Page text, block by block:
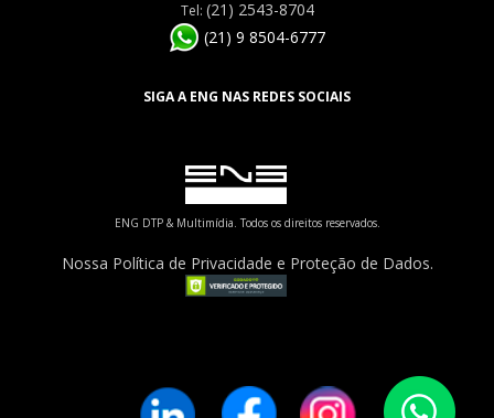
Tel: (21) 2543-8704
(21) 9 8504-6777
SIGA A ENG NAS REDES SOCIAIS
ENG DTP & Multimídia. Todos os direitos reservados.
Nossa Política de Privacidade e Proteção de Dados.